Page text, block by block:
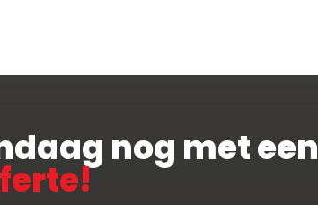
nog met een